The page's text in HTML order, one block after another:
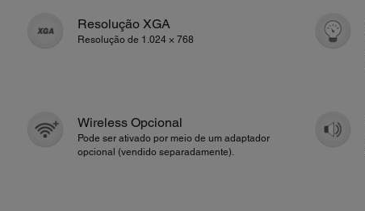
Resolução XGA
Resolução de 1.024 × 768
Wireless Opcional
Pode ser ativado por meio de um adaptador
opcional (vendido separadamente).